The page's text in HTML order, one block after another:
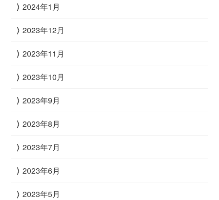
2024年1月
2023年12月
2023年11月
2023年10月
2023年9月
2023年8月
2023年7月
2023年6月
2023年5月